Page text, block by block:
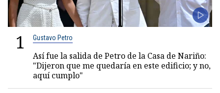
1 Gustavo Petro
Así fue la salida de Petro de la Casa de Nariño:
"Dijeron que me quedaría en este edificio; y no,
aquí cumplo"